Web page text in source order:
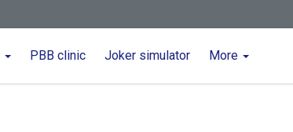
PBB clinic Joker simulator More